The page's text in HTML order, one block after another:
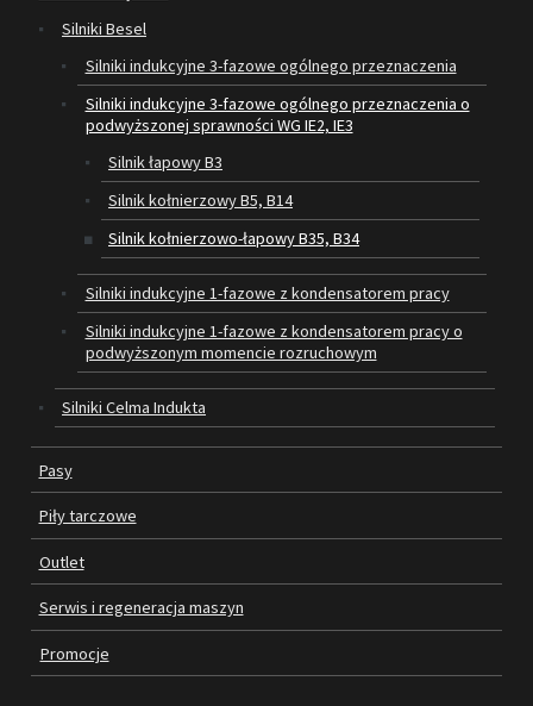
PIŁY TARCZOWE
SERWIS I REGENERACJA MASZYN
PROMOCJE
REGULAMIN
KATALOGI
OBRABIARKI DO DREWNA
SILNIKI ELEKTRYCZNE
PASY KLINOWE
FILMY
KONTAKT
Silniki Besel
Silniki indukcyjne 3-fazowe ogólnego przeznaczenia
Silniki indukcyjne 3-fazowe ogólnego przeznaczenia o
podwyższonej sprawności WG IE2, IE3
Silnik łapowy B3
Silnik kołnierzowy B5, B14
Silnik kołnierzowo-łapowy B35, B34
Silniki indukcyjne 1-fazowe z kondensatorem pracy
Silniki indukcyjne 1-fazowe z kondensatorem pracy o
podwyższonym momencie rozruchowym
Silniki Celma Indukta
Pasy
Piły tarczowe
Outlet
Serwis i regeneracja maszyn
Promocje